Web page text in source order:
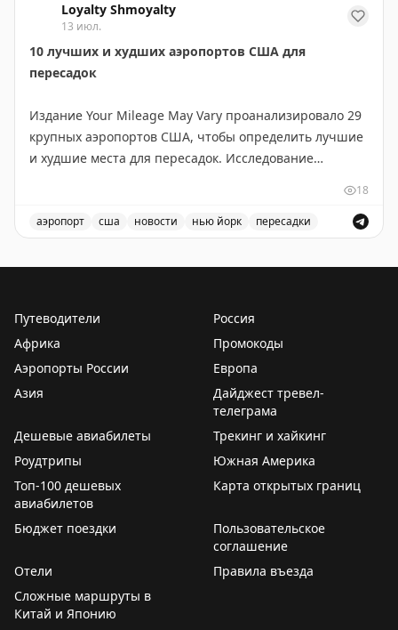
Loyalty Shmoyalty
13 июл.
10 лучших и худших аэропортов США для
пересадок
Издание Your Mileage May Vary проанализировало 29
крупных аэропортов США, чтобы определить лучшие
и худшие места для пересадок. Исследование
ТОП-10 для частых летающих: Хьюстон (IAH),
Вашингтон Даллес, Детройт, Сиэтл-Такома,
ТОП-10 для семей: Детройт, Бостон Логан, Хьюстон,
Вашингтон Даллес, Сиэтл-Такома, Солт-Лейк-Сити,
Балтимор-Вашингтон, LaGuardia, Вашингтон Рейган,
Худшие аэропорты: Орландо, Форт-Лодердейл, Чикаго
Мидвей, Чикаго О'Хэр, Ньюарк, Сан-Франциско, Сан-
Диего, Нэшвилл, Атланта и Даллас-Форт-Уэрт. Они
отличаются плохими местами для сидения, грязью,
нехваткой розеток и медленным сервисом.
18
аэропорт сша новости нью йорк пересадки
Путеводители
Россия
Африка
Промокоды
Аэропорты России
Европа
Азия
Дайджест тревел-
телеграма
Дешевые авиабилеты
Трекинг и хайкинг
Роудтрипы
Южная Америка
Топ-100 дешевых
авиабилетов
Карта открытых границ
Бюджет поездки
Пользовательское
соглашение
Отели
Правила въезда
Сложные маршруты в
Китай и Японию